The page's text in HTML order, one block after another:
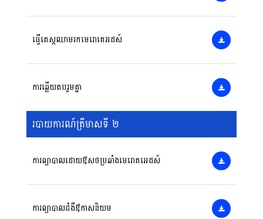
ធ្វើតេស្តឈាមរកមេរោគេអដស៍
ការឆ្លើយតបរួមគ្នា
របាយការណ៍ត្រីមាសទី ២
ការព្យាបាលដោយឳសថប្រឆាំងមេរោគអេដស៍
ការព្យាបាលជំងឺឳកាសនិយម